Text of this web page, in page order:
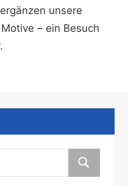
unsere
– ein Besuch